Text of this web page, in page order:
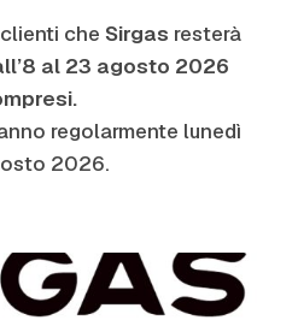
che Sirgas resterà
al 23 agosto 2026
regolarmente lunedì
2026.